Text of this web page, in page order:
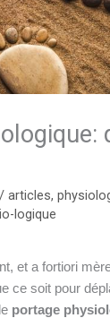
/articles,
logique
et a fortiori
ce soit pour
portage